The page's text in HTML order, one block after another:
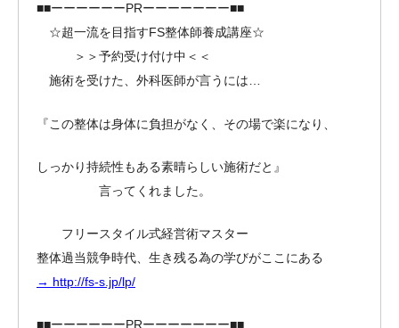
■■ーーーーーーPRーーーーーーー■■
☆超一流を目指すFS整体師養成講座☆
＞＞予約受け付け中＜＜
施術を受けた、外科医師が言うには…
『この整体は身体に負担がなく、その場で楽になり、
しっかり持続性もある素晴らしい施術だと』
言ってくれました。
フリースタイル式経営術マスター
整体過当競争時代、生き残る為の学びがここにある
→ http://fs-s.jp/lp/
■■ーーーーーーPRーーーーーーー■■